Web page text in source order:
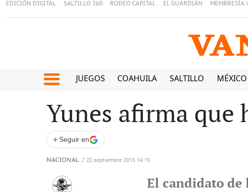
EDICIÓN DIGITAL SALTILLO 360 RODEO CAPITAL EL GUARDIÁN MEMBRESÍA
JUEGOS COAHUILA SALTILLO MÉXICO
Yunes afirma que
+ Seguir en
NACIONAL / 22 septiembre 2015 14:15
El candidato de